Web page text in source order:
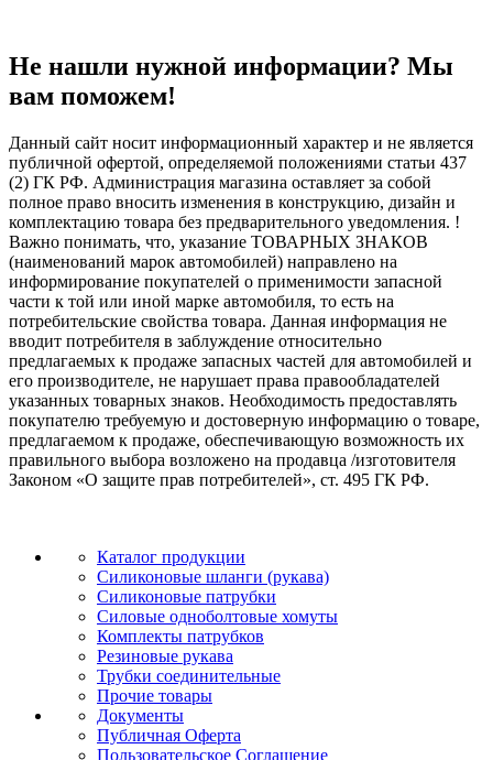
Не нашли нужной информации? Мы
вам поможем!
Данный сайт носит информационный характер и не является
публичной офертой, определяемой положениями статьи 437
(2) ГК РФ. Администрация магазина оставляет за собой
полное право вносить изменения в конструкцию, дизайн и
комплектацию товара без предварительного уведомления. !
Важно понимать, что, указание ТОВАРНЫХ ЗНАКОВ
(наименований марок автомобилей) направлено на
информирование покупателей о применимости запасной
части к той или иной марке автомобиля, то есть на
потребительские свойства товара. Данная информация не
вводит потребителя в заблуждение относительно
предлагаемых к продаже запасных частей для автомобилей и
его производителе, не нарушает права правообладателей
указанных товарных знаков. Необходимость предоставлять
покупателю требуемую и достоверную информацию о товаре,
предлагаемом к продаже, обеспечивающую возможность их
правильного выбора возложено на продавца /изготовителя
Законом «О защите прав потребителей», ст. 495 ГК РФ.
Каталог продукции
Силиконовые шланги (рукава)
Силиконовые патрубки
Силовые одноболтовые хомуты
Комплекты патрубков
Резиновые рукава
Трубки соединительные
Прочие товары
Документы
Публичная Оферта
Пользовательское Соглашение